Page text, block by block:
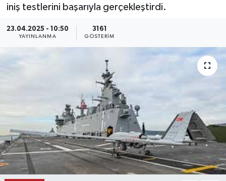
iniş testlerini başarıyla gerçekleştirdi.
23.04.2025 - 10:50
YAYINLANMA
3161
GÖSTERIM
GÜNDEM
KEMERBURGAZ
ÖZEL HABER
SAĞLIK
SPOR